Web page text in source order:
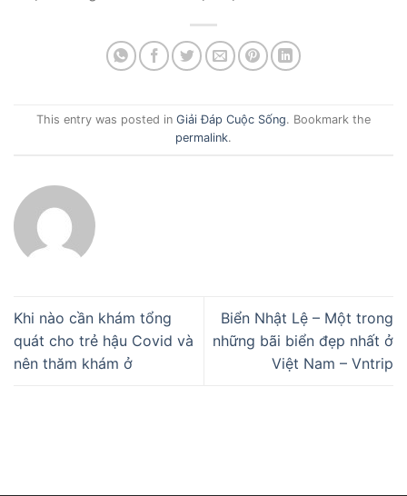
This entry was posted in Giải Đáp Cuộc Sống. Bookmark the
permalink.
Khi nào cần khám tổng
quát cho trẻ hậu Covid và
nên thăm khám ở
Biển Nhật Lệ – Một trong
những bãi biển đẹp nhất ở
Việt Nam – Vntrip